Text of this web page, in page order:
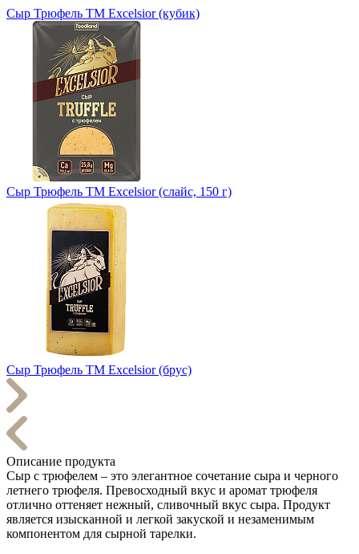
Сыр Трюфель ТМ Excelsior (кубик)
Сыр Трюфель ТМ Excelsior (слайс, 150 г)
Сыр Трюфель ТМ Excelsior (брус)
Описание продукта
Сыр с трюфелем – это элегантное сочетание сыра и черного
летнего трюфеля. Превосходный вкус и аромат трюфеля
отлично оттеняет нежный, сливочный вкус сыра. Продукт
является изысканной и легкой закуской и незаменимым
компонентом для сырной тарелки.